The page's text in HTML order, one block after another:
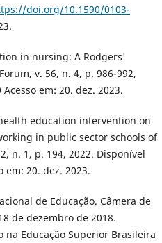
doi.org/10.1590/0103-
in nursing: A Rodgers'
v. 56, n. 4, p. 986-992,
em: 20. dez. 2023.
education intervention on
in public sector schools of
n. 1, p. 194, 2022. Disponível
em: 20. dez. 2023.
de Educação. Câmera de
de dezembro de 2018.
na Educação Superior Brasileira